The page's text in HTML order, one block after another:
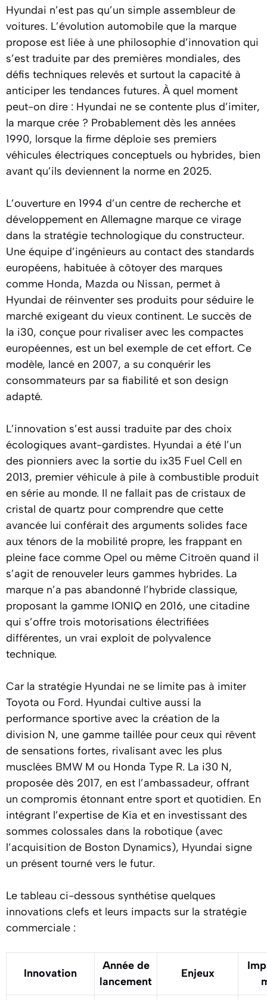
Hyundai n’est pas qu’un simple assembleur de
voitures. L’évolution automobile que la marque
propose est liée à une philosophie d’innovation qui
s’est traduite par des premières mondiales, des
défis techniques relevés et surtout la capacité à
anticiper les tendances futures. À quel moment
peut-on dire : Hyundai ne se contente plus d’imiter,
la marque crée ? Probablement dès les années
1990, lorsque la firme déploie ses premiers
véhicules électriques conceptuels ou hybrides, bien
avant qu’ils deviennent la norme en 2025.
L’ouverture en 1994 d’un centre de recherche et
développement en Allemagne marque ce virage
dans la stratégie technologique du constructeur.
Une équipe d’ingénieurs au contact des standards
européens, habituée à côtoyer des marques
comme Honda, Mazda ou Nissan, permet à
Hyundai de réinventer ses produits pour séduire le
marché exigeant du vieux continent. Le succès de
la i30, conçue pour rivaliser avec les compactes
européennes, est un bel exemple de cet effort. Ce
modèle, lancé en 2007, a su conquérir les
consommateurs par sa fiabilité et son design
adapté.
L’innovation s’est aussi traduite par des choix
écologiques avant-gardistes. Hyundai a été l’un
des pionniers avec la sortie du ix35 Fuel Cell en
2013, premier véhicule à pile à combustible produit
en série au monde. Il ne fallait pas de cristaux de
cristal de quartz pour comprendre que cette
avancée lui conférait des arguments solides face
aux ténors de la mobilité propre, les frappant en
pleine face comme Opel ou même Citroën quand il
s’agit de renouveler leurs gammes hybrides. La
marque n’a pas abandonné l’hybride classique,
proposant la gamme IONIQ en 2016, une citadine
qui s’offre trois motorisations électrifiées
différentes, un vrai exploit de polyvalence
technique.
Car la stratégie Hyundai ne se limite pas à imiter
Toyota ou Ford. Hyundai cultive aussi la
performance sportive avec la création de la
division N, une gamme taillée pour ceux qui rêvent
de sensations fortes, rivalisant avec les plus
musclées BMW M ou Honda Type R. La i30 N,
proposée dès 2017, en est l’ambassadeur, offrant
un compromis étonnant entre sport et quotidien. En
intégrant l’expertise de Kia et en investissant des
sommes colossales dans la robotique (avec
l’acquisition de Boston Dynamics), Hyundai signe
un présent tourné vers le futur.
Le tableau ci-dessous synthétise quelques
innovations clefs et leurs impacts sur la stratégie
commerciale :
Innovation
Année de
lancement
Enjeux